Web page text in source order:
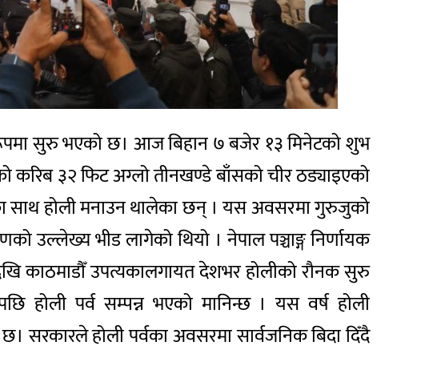
रूपमा सुरु भएको छ। आज बिहान ७ बजेर १३ मिनेटको शुभ
करिब ३२ फिट अग्लो तीनखण्डे बाँसको चीर ठड्याइएको
साथ होली मनाउन थालेका छन् । यस अवसरमा गुरुजुको
उल्लेख्य भीड लागेको थियो । नेपाल पञ्चाङ्ग निर्णायक
काठमाडौँ उपत्यकालगायत देशभर होलीको रौनक सुरु
होली पर्व सम्पन्न भएको मानिन्छ । यस वर्ष होली
सरकारले होली पर्वका अवसरमा सार्वजनिक बिदा दिँदै